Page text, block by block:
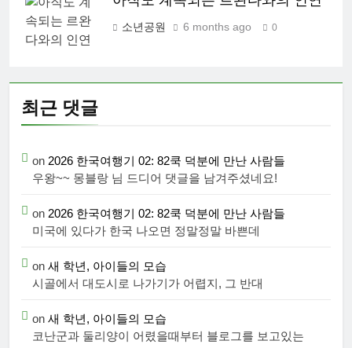
소년공원 6 months ago 0
최근 댓글
on 2026 한국여행기 02: 82쿡 덕분에 만난 사람들
우왕~~ 몽블랑 님 드디어 댓글을 남겨주셨네요!
on 2026 한국여행기 02: 82쿡 덕분에 만난 사람들
미국에 있다가 한국 나오면 정말정말 바쁜데
on 새 학년, 아이들의 모습
시골에서 대도시로 나가기가 어렵지, 그 반대
on 새 학년, 아이들의 모습
코난군과 둘리양이 어렸을때부터 블로그를 보고있는